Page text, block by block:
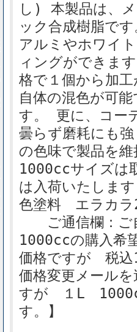
し) 本製品は、
ック合成樹脂で
アルミやホワイ
ィングができま
格で１個から加
自体の混色が可
す。 更に、コー
曇らず磨耗にも
の色味で製品を
1000ccサイズは
は入荷いたしま
色塗料 エラカラ
ご通信欄：ご
1000ccの購入希
価格ですが 税
価格変更メール
すが １L
す。】